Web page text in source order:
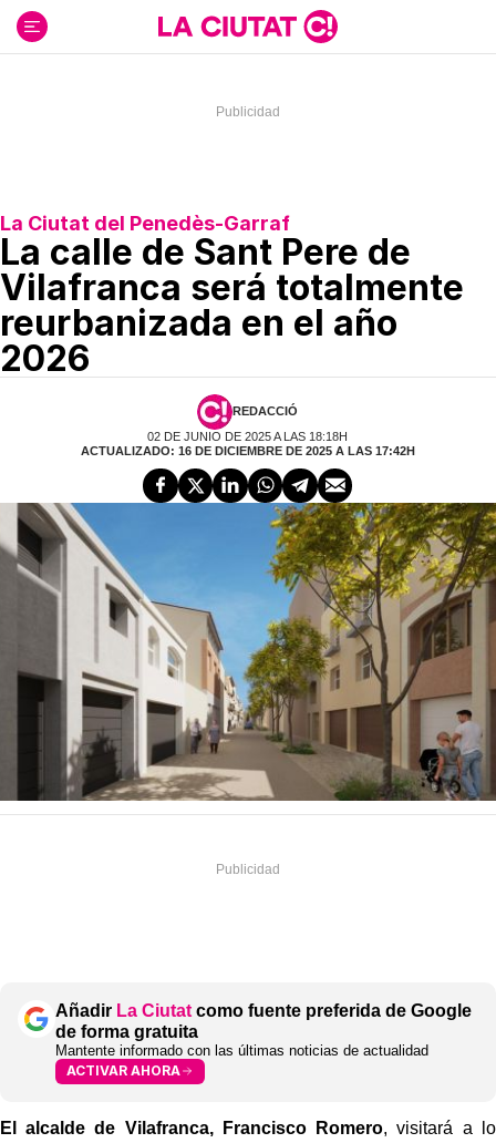
contenido
La Ciutat del Penedès-Garraf
La calle de Sant Pere de
Vilafranca será totalmente
reurbanizada en el año
2026
REDACCIÓ
02 DE JUNIO DE 2025 A LAS 18:18H
ACTUALIZADO: 16 DE DICIEMBRE DE 2025 A LAS 17:42H
Añadir La Ciutat como fuente preferida de Google
de forma gratuita
Mantente informado con las últimas noticias de actualidad
ACTIVAR AHORA
El alcalde de Vilafranca, Francisco Romero, visitará a lo